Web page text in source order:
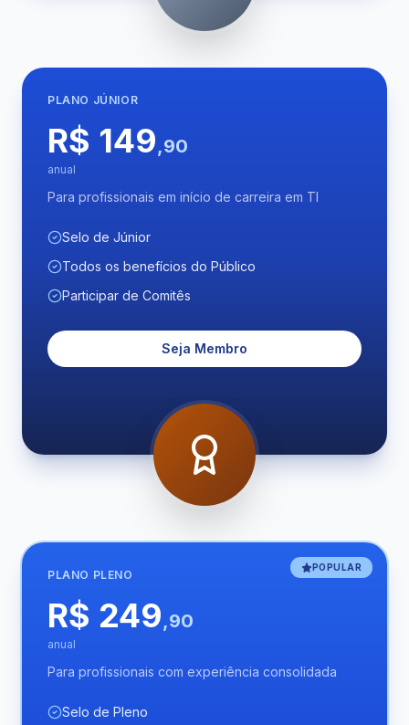
PLANO JÚNIOR
R$ 149,90
anual
Para profissionais em início de carreira em TI
Selo de Júnior
Todos os benefícios do Público
Participar de Comitês
Seja Membro
POPULAR
PLANO PLENO
R$ 249,90
anual
Para profissionais com experiência consolidada
Selo de Pleno